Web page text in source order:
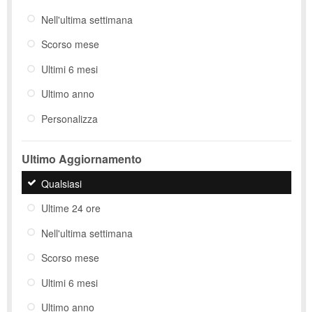
Nell'ultima settimana
Scorso mese
Ultimi 6 mesi
Ultimo anno
Personalizza
Ultimo Aggiornamento
Qualsiasi
Ultime 24 ore
Nell'ultima settimana
Scorso mese
Ultimi 6 mesi
Ultimo anno